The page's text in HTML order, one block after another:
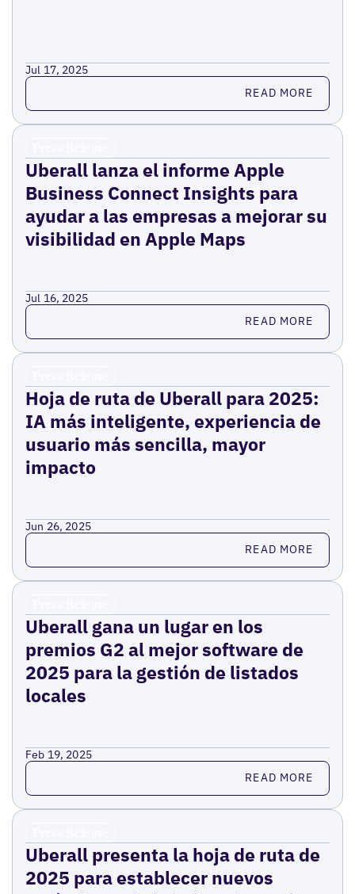
Jul 17, 2025
Read more READ MORE
Uberall lanza el informe Apple
Business Connect Insights para
ayudar a las empresas a mejorar su
visibilidad en Apple Maps
Jul 16, 2025
Read more READ MORE
Hoja de ruta de Uberall para 2025:
IA más inteligente, experiencia de
usuario más sencilla, mayor
impacto
Jun 26, 2025
Read more READ MORE
Uberall gana un lugar en los
premios G2 al mejor software de
2025 para la gestión de listados
locales
Feb 19, 2025
Read more READ MORE
Uberall presenta la hoja de ruta de
2025 para establecer nuevos